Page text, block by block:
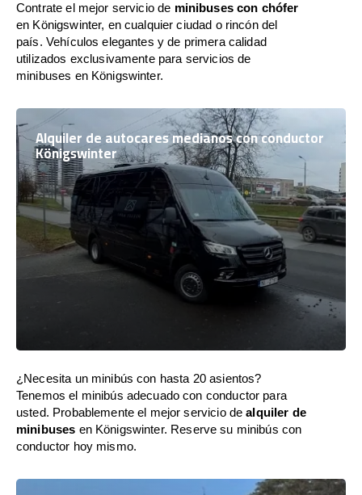
Contrate el mejor servicio de minibuses con chófer
en Königswinter, en cualquier ciudad o rincón del
país. Vehículos elegantes y de primera calidad
utilizados exclusivamente para servicios de
minibuses en Königswinter.
Alquiler de autocares medianos con conductor
Königswinter
¿Necesita un minibús con hasta 20 asientos?
Tenemos el minibús adecuado con conductor para
usted. Probablemente el mejor servicio dealquiler de
minibuses en Königswinter. Reserve su minibús con
conductor hoy mismo.